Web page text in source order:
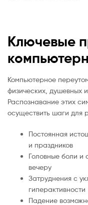
Ключевые
Компьютерное
физических, душевных
Распознавание этих
осуществить шаги для
Постоянная
и праздников
Головные боли и
вечеру
Затруднения с
гиперактивности
Падение